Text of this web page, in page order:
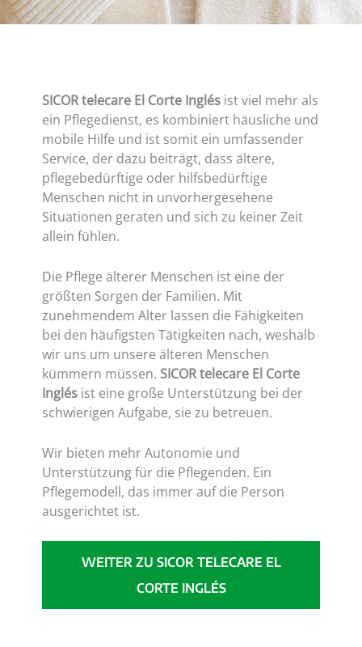
SICOR telecare El Corte Inglés ist viel mehr als
ein Pflegedienst, es kombiniert häusliche und
mobile Hilfe und ist somit ein umfassender
Service, der dazu beiträgt, dass ältere,
pflegebedürftige oder hilfsbedürftige
Menschen nicht in unvorhergesehene
Situationen geraten und sich zu keiner Zeit
allein fühlen.
Die Pflege älterer Menschen ist eine der
größten Sorgen der Familien. Mit
zunehmendem Alter lassen die Fähigkeiten
bei den häufigsten Tätigkeiten nach, weshalb
wir uns um unsere älteren Menschen
kümmern müssen. SICOR telecare El Corte
Inglés ist eine große Unterstützung bei der
schwierigen Aufgabe, sie zu betreuen.
Wir bieten mehr Autonomie und
Unterstützung für die Pflegenden. Ein
Pflegemodell, das immer auf die Person
ausgerichtet ist.
WEITER ZU SICOR TELECARE EL
CORTE INGLÉS